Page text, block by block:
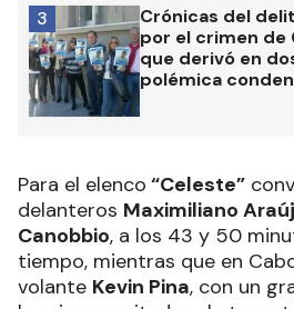
Crónicas del
por el crimen de
que derivó en
polémica
3
Para el elenco “Celeste”
delanteros Maximiliano
Canobbio, a los 43 y 50
tiempo, mientras que en
volante Kevin Pina, con un